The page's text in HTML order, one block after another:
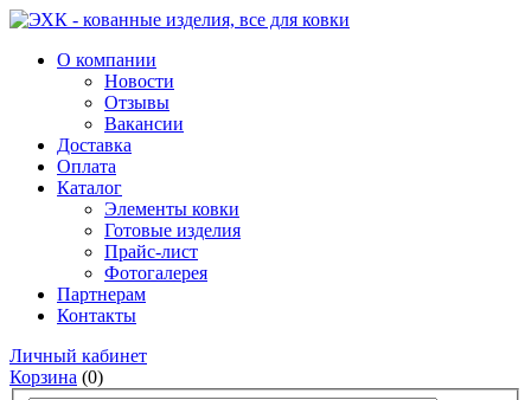
О компании
Новости
Отзывы
Вакансии
Доставка
Оплата
Каталог
Элементы ковки
Готовые изделия
Прайс-лист
Фотогалерея
Партнерам
Контакты
Личный кабинет
Корзина (0)